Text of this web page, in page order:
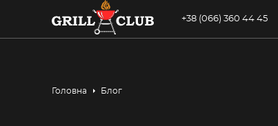
+38 (066) 360 44 45
Головна Блог